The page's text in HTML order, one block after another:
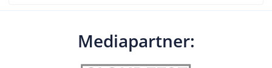
Mediapartner: